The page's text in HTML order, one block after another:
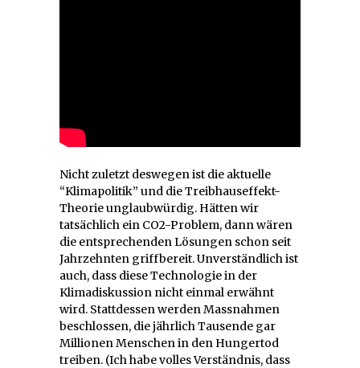
Nicht zuletzt deswegen ist die aktuelle
“Klimapolitik” und die Treibhauseffekt-
Theorie unglaubwürdig. Hätten wir
tatsächlich ein CO2-Problem, dann wären
die entsprechenden Lösungen schon seit
Jahrzehnten griffbereit. Unverständlich ist
auch, dass diese Technologie in der
Klimadiskussion nicht einmal erwähnt
wird. Stattdessen werden Massnahmen
beschlossen, die jährlich Tausende gar
Millionen Menschen in den Hungertod
treiben. (Ich habe volles Verständnis, dass